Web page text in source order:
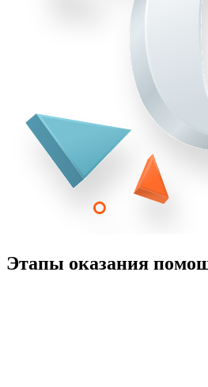
Этапы оказания